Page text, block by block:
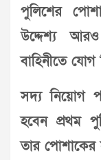
পুলিশের
উদ্দেশ্য
বাহিনীতে যোগ
সদ্য নিয়োগ
হবেন প্রথম
তার পোশাকের